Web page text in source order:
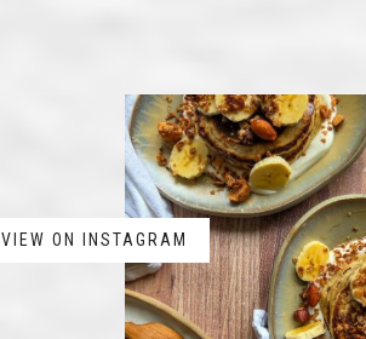
VIEW ON INSTAGRAM